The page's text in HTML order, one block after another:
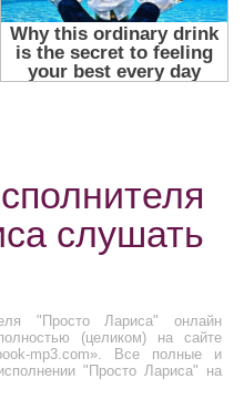
слушать
"Просто Лариса" онлайн
(целиком) на сайте
mp3.com». Все полные и
"Просто Лариса" на